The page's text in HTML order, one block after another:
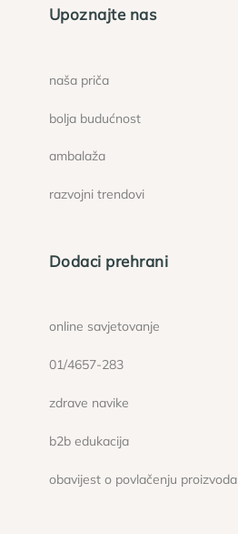
Upoznajte nas
naša priča
bolja budućnost
ambalaža
razvojni trendovi
Dodaci prehrani
online savjetovanje
01/4657-283
zdrave navike
b2b edukacija
obavijest o povlačenju proizvoda